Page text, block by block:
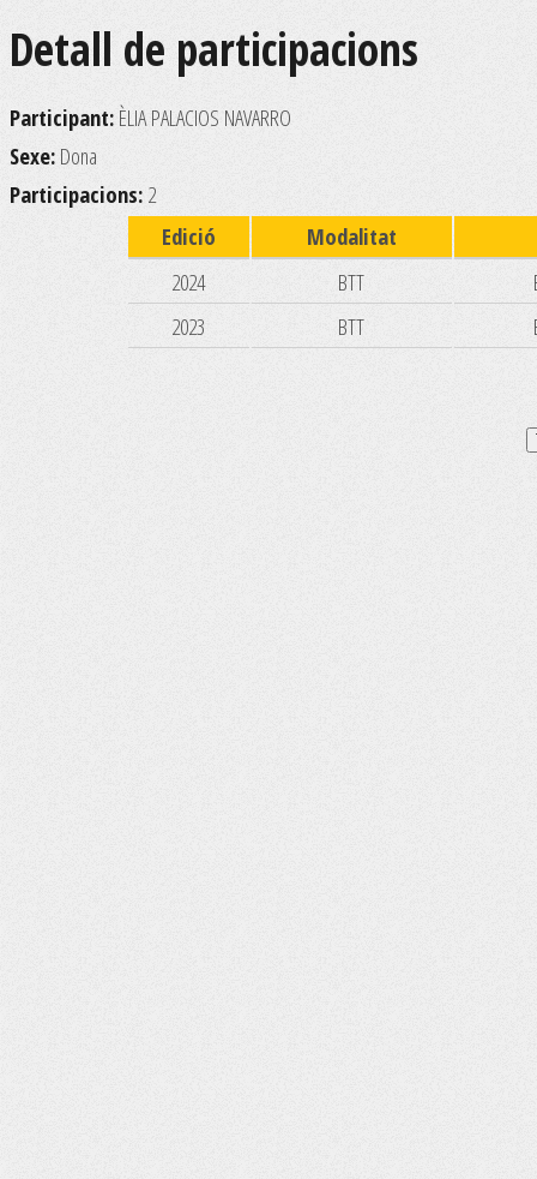
Detall de participacions
Participant: ÈLIA PALACIOS NAVARRO
Sexe: Dona
Participacions: 2
Edició
Modalitat
2024
BTT
2023
BTT